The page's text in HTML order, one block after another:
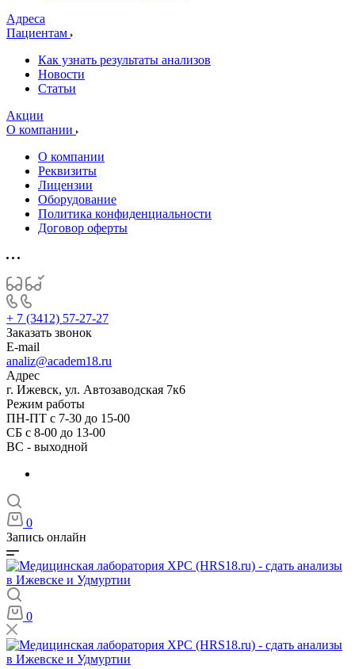
Адреса
Пациентам
Как узнать результаты анализов
Новости
Статьи
Акции
О компании
О компании
Реквизиты
Лицензии
Оборудование
Политика конфиденциальности
Договор оферты
+ 7 (3412) 57-27-27
Заказать звонок
E-mail
analiz@academ18.ru
Адрес
г. Ижевск, ул. Автозаводская 7к6
Режим работы
ПН-ПТ с 7-30 до 15-00
СБ с 8-00 до 13-00
ВС - выходной
0
Запись онлайн
0